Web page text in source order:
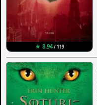
★ 8.94/ 119